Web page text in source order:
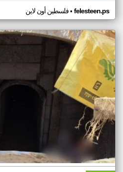
فلسطين أون لاين• felesteen.ps